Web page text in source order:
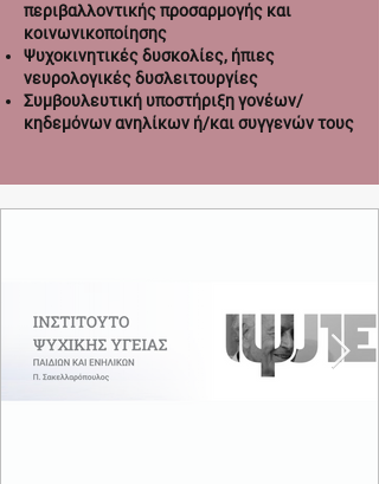
περιβαλλοντικής προσαρμογής και
κοινωνικοποίησης
Ψυχοκινητικές δυσκολίες, ήπιες
νευρολογικές δυσλειτουργίες
Συμβουλευτική υποστήριξη γονέων/
κηδεμόνων ανηλίκων ή/και συγγενών τους